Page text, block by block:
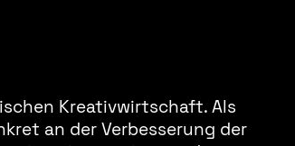
Kreativwirtschaft. Als
an der Verbesserung der